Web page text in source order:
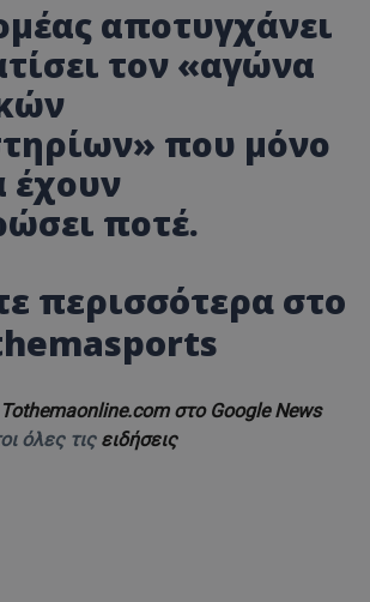
αποτυγχάνει
τον «αγώνα
που μόνο
έχουν
ποτέ.
περισσότερα στο
Tothemaonline.com στο Google News
όλες τις ειδήσεις